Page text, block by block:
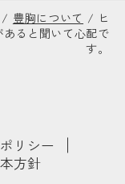
/ 豊胸について / ヒ
ると聞いて心配で
す。
リシー
方針